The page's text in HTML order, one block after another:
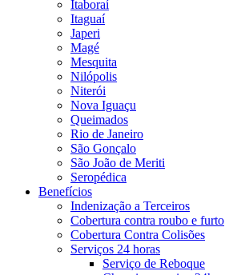
Itaboraí
Itaguaí
Japeri
Magé
Mesquita
Nilópolis
Niterói
Nova Iguaçu
Queimados
Rio de Janeiro
São Gonçalo
São João de Meriti
Seropédica
Benefícios
Indenização a Terceiros
Cobertura contra roubo e furto
Cobertura Contra Colisões
Serviços 24 horas
Serviço de Reboque